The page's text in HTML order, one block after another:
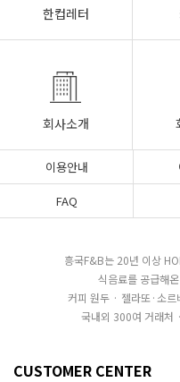
한컵레터
회사소개
이용안내
FAQ
흥국F&B는 20년 이상
식음료를 공급해
커피 원두 · 젤라또·소
국내외 300여 거래처
CUSTOMER CENTER